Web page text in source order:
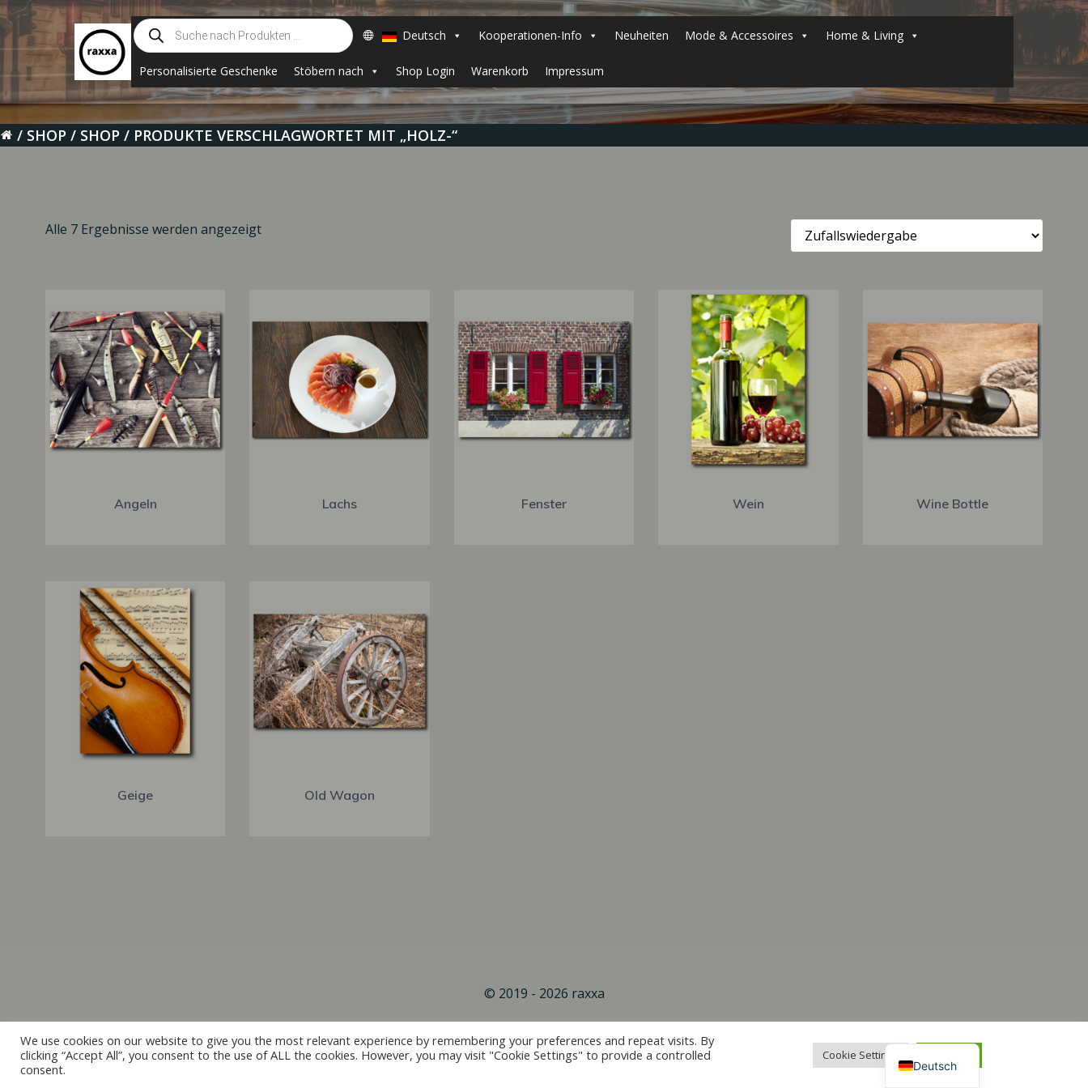
Zum
Inhalt
springen
Suche
nach
Produkten
Deutsch Kooperationen-Info Neuheiten Mode & Accessoires Home & Living
Personalisierte Geschenke Stöbern nach Shop Login Warenkorb Impressum
SHOP SHOP PRODUKTE VERSCHLAGWORTET MIT „HOLZ-“
Alle 7 Ergebnisse werden angezeigt
Angeln Lachs Fenster Wein Wine Bottle
Geige Old Wagon
© 2019 - 2026 raxxa
We use cookies on our website to give you the most relevant experience by remembering your preferences and repeat visits. By
clicking “Accept All”, you consent to the use of ALL the cookies. However, you may visit "Cookie Settings" to provide a controlled
consent.
Cookie Settings
Vertrag widerrufen Deutsch